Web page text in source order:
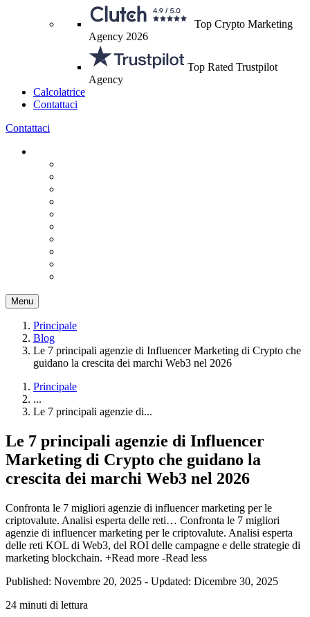
Top Crypto Marketing
Agency 2026
Top Rated Trustpilot
Agency
Calcolatrice
Contattaci
Contattaci
Menu
Principale
Blog
Le 7 principali agenzie di Influencer Marketing di Crypto che
guidano la crescita dei marchi Web3 nel 2026
Principale
...
Le 7 principali agenzie di...
Le 7 principali agenzie di Influencer
Marketing di Crypto che guidano la
crescita dei marchi Web3 nel 2026
Confronta le 7 migliori agenzie di influencer marketing per le
criptovalute. Analisi esperta delle reti… Confronta le 7 migliori
agenzie di influencer marketing per le criptovalute. Analisi esperta
delle reti KOL di Web3, del ROI delle campagne e delle strategie di
marketing blockchain. +Read more -Read less
Published: Novembre 20, 2025 - Updated: Dicembre 30, 2025
24 minuti di lettura